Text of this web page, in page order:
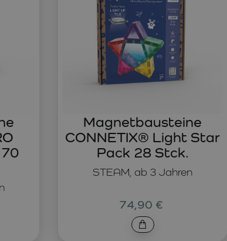
STEAM, ab 3 Jahren
Magnetbausteine
CONNETIX® Light Star
Pack 28 Stck.
74,90 €